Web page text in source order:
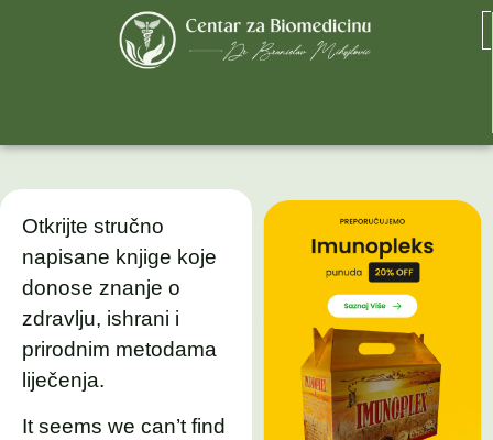
Otkrijte stručno
napisane knjige koje
donose znanje o
zdravlju, ishrani i
prirodnim metodama
liječenja.
It seems we can’t find